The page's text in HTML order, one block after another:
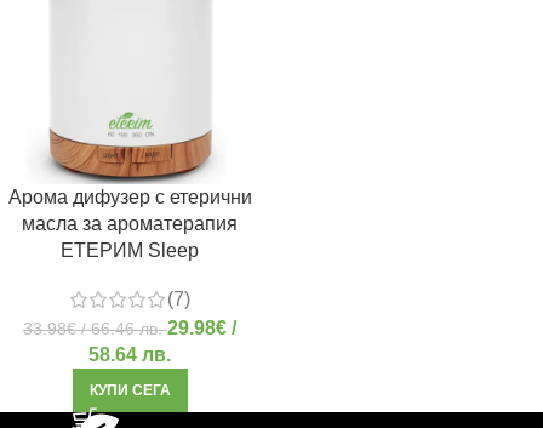
Арома дифузер с етерични
масла за ароматерапия
ЕТЕРИМ Sleep
(7)
33.98€/ 66.46 лв.29.98€ /
58.64 лв.
КУПИ СЕГА